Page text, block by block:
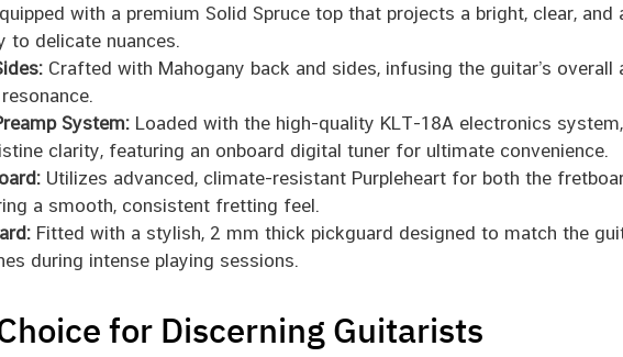
with a premium Solid Spruce top that projects a bright, clear,
to delicate nuances.
Crafted with Mahogany back and sides, infusing the guitar’s
System:Loaded with the high-quality KLT-18A electronics
clarity, featuring an onboard digital tuner for ultimate convenience.
Utilizes advanced, climate-resistant Purpleheart for both the
a smooth, consistent fretting feel.
Fitted with a stylish, 2 mm thick pickguard designed to match the
during intense playing sessions.
for Discerning Guitarists